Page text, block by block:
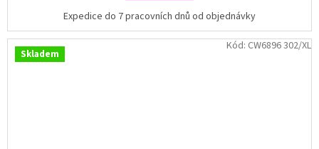
Expedice do 7 pracovních dnů od objednávky
Skladem
Kód: CW6896 302/XL